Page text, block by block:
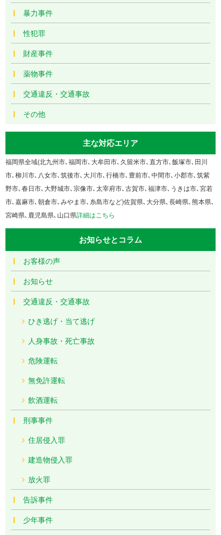
暴力事件
性犯罪
財産事件
薬物事件
交通違反・交通事故
その他
主な対応エリア
福岡県全域(北九州市､福岡市､大牟田市､久留米市､直方市､飯塚市､田川
市､柳川市､八女市､筑後市､大川市､行橋市､豊前市､中間市､小郡市､筑紫
野市､春日市､大野城市､宗像市､太宰府市､古賀市､福津市､うきは市､宮若
市､嘉麻市､朝倉市､みやま市､糸島市など)佐賀県､大分県､長崎県､熊本県､
宮崎県､鹿児島県､山口県詳細はこちら
お知らせとコラム
お客様の声
お知らせ
交通違反・交通事故
ひき逃げ・当て逃げ
人身事故・死亡事故
危険運転
無免許運転
飲酒運転
刑事事件
住居侵入罪
建造物侵入罪
放火罪
告訴事件
少年事件